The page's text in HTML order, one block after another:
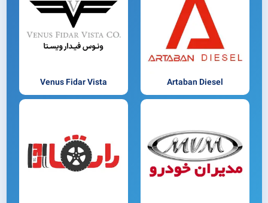
Artaban Diesel
Venus Fidar Vista